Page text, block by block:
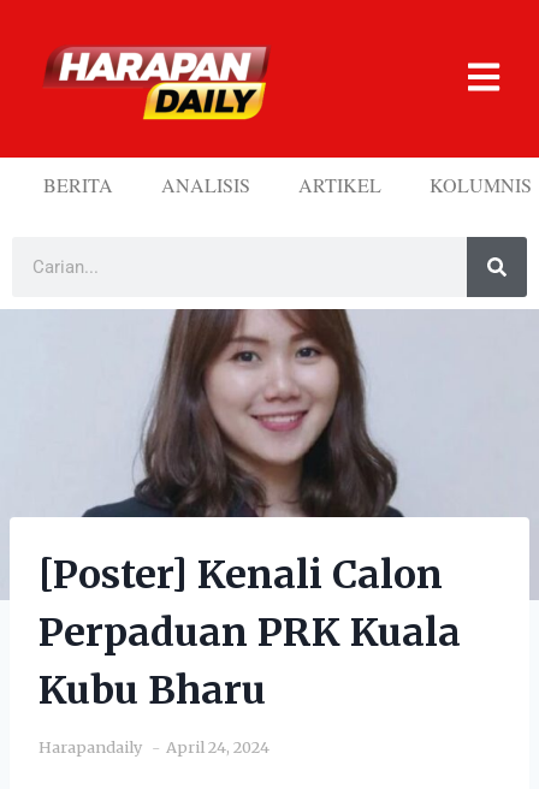
BERITA ANALISIS ARTIKEL KOLUMNIS
[Poster] Kenali Calon
Perpaduan PRK Kuala
Kubu Bharu
Harapandaily April 24, 2024